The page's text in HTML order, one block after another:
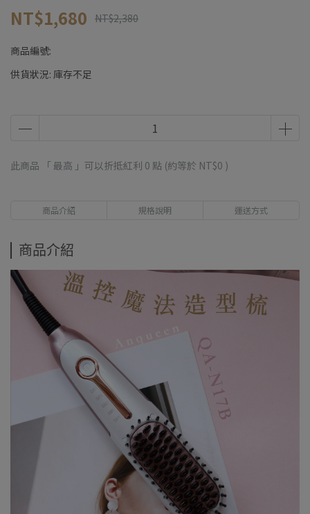
NT$1,680 NT$2,380
商品編號:
供貨狀況: 庫存不足
此商品 「 最高 」可以折抵紅利 0 點 (約等於 NT$0 )
商品介紹 規格說明 運送方式
商品介紹